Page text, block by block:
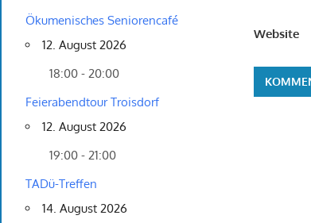
Website
Ökumenisches Seniorencafé
12. August 2026
18:00 - 20:00
Feierabendtour Troisdorf
12. August 2026
19:00 - 21:00
TADü-Treffen
14. August 2026